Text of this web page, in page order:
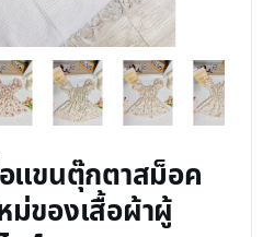
อแขนตุ๊กตาสม็อค
ม่ของเสื้อผ้าผู้